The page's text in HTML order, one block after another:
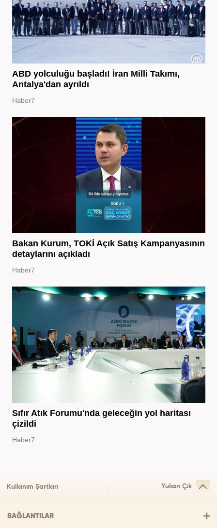
ABD yolculuğu başladı! İran Milli Takımı,
Antalya'dan ayrıldı
Haber7
Bakan Kurum, TOKİ Açık Satış Kampanyasının
detaylarını açıkladı
Haber7
Sıfır Atık Forumu'nda geleceğin yol haritası
çizildi
Haber7
Kullanım Şartları Yukarı Çık
BAĞLANTILAR